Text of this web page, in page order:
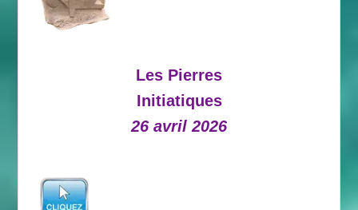
Les Pierres
Initiatiques
26 avril 2026